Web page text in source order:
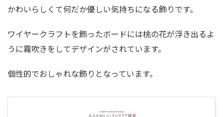
かわいらしくて何だか優しい気持ちになる飾りです。
ワイヤークラフトを飾ったボードには桃の花が浮き出るよ
うに霧吹きをしてデザインがされています。
個性的でおしゃれな飾りとなっています。